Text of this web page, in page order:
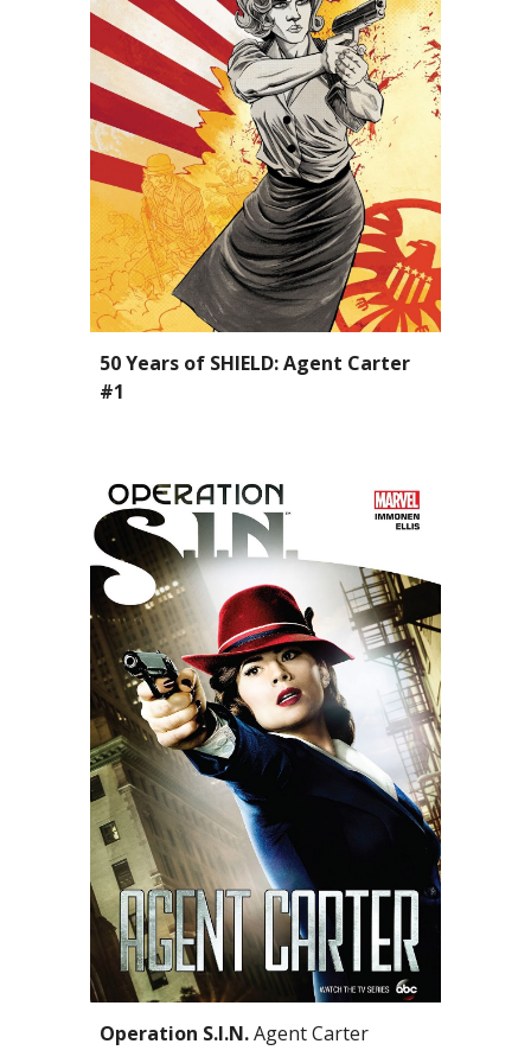
50 Years of SHIELD: Agent Carter
#1
Operation S.I.N. Agent Carter